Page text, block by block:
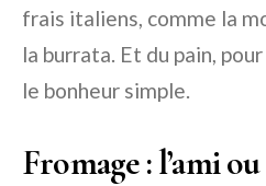
frais italiens, comme la
la burrata. Et du pain,
le bonheur simple.
Fromage : l’ami